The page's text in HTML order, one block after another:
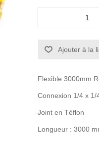
Ajouter à la
Flexible 3000mm
Connexion 1/4 x 1/
Joint en Téflon
Longueur : 3000